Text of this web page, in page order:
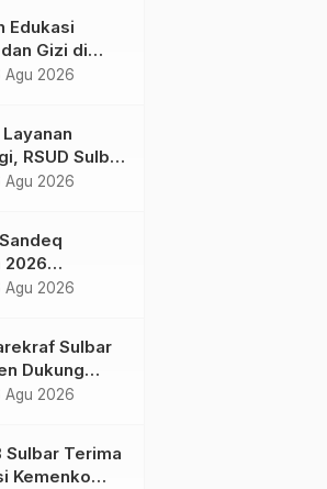
Sky World
Edukasi
Gizi di
Tingkatkan
Gizi
Agu 2026
RSUD Sulbar
dr. Iis
Agu 2026
2026
Agu 2026
Sulbar
Dukung
RAD
Agu 2026
Sulbar Terima
Kemenko